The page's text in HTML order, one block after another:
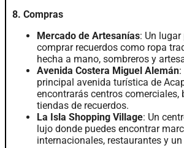
8. Compras
Mercado de Artesanías: Un
comprar recuerdos como ropa
hecha a mano, sombreros y
Avenida Costera Miguel Alemán
principal avenida turística de
encontrarás centros comerciales,
tiendas de recuerdos.
La Isla Shopping Village: Un
lujo donde puedes encontrar
internacionales, restaurantes y